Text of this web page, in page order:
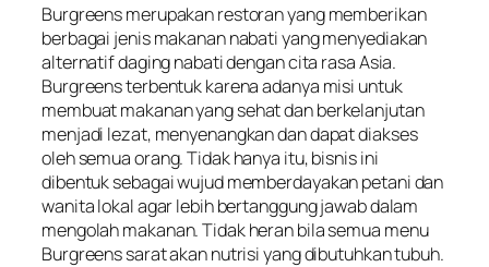
Burgreens merupakan restoran yang memberikan
berbagai jenis makanan nabati yang menyediakan
alternatif daging nabati dengan cita rasa Asia.
Burgreens terbentuk karena adanya misi untuk
membuat makanan yang sehat dan berkelanjutan
menjadi lezat, menyenangkan dan dapat diakses
oleh semua orang. Tidak hanya itu, bisnis ini
dibentuk sebagai wujud memberdayakan petani dan
wanita lokal agar lebih bertanggung jawab dalam
mengolah makanan. Tidak heran bila semua menu
Burgreens sarat akan nutrisi yang dibutuhkan tubuh.